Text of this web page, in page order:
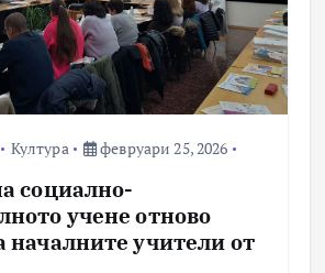
Култура февруари 25, 2026
социално-
учене отново
началните учители от